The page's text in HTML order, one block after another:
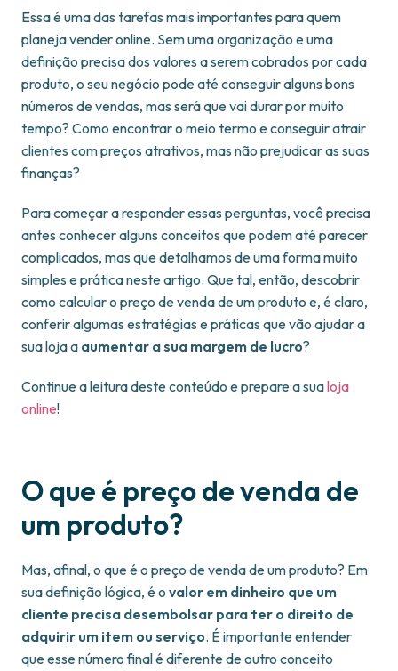
Essa é uma das tarefas mais importantes para quem
planeja vender online. Sem uma organização e uma
definição precisa dos valores a serem cobrados por cada
produto, o seu negócio pode até conseguir alguns bons
números de vendas, mas será que vai durar por muito
tempo? Como encontrar o meio termo e conseguir atrair
clientes com preços atrativos, mas não prejudicar as suas
finanças?
Para começar a responder essas perguntas, você precisa
antes conhecer alguns conceitos que podem até parecer
complicados, mas que detalhamos de uma forma muito
simples e prática neste artigo. Que tal, então, descobrir
como calcular o preço de venda de um produto e, é claro,
conferir algumas estratégias e práticas que vão ajudar a
sua loja a aumentar a sua margem de lucro?
Continue a leitura deste conteúdo e prepare a sualoja
online!
O que é preço de venda de
um produto?
Mas, afinal, o que é o preço de venda de um produto? Em
sua definição lógica, é o valor em dinheiro que um
cliente precisa desembolsar para ter o direito de
adquirir um item ou serviço. É importante entender
que esse número final é diferente de outro conceito